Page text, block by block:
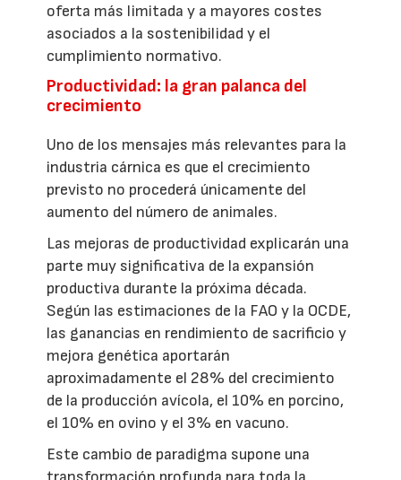
oferta más limitada y a mayores costes
asociados a la sostenibilidad y el
cumplimiento normativo.
Productividad: la gran palanca del
crecimiento
Uno de los mensajes más relevantes para la
industria cárnica es que el crecimiento
previsto no procederá únicamente del
aumento del número de animales.
Las mejoras de productividad explicarán una
parte muy significativa de la expansión
productiva durante la próxima década.
Según las estimaciones de la FAO y la OCDE,
las ganancias en rendimiento de sacrificio y
mejora genética aportarán
aproximadamente el 28% del crecimiento
de la producción avícola, el 10% en porcino,
el 10% en ovino y el 3% en vacuno.
Este cambio de paradigma supone una